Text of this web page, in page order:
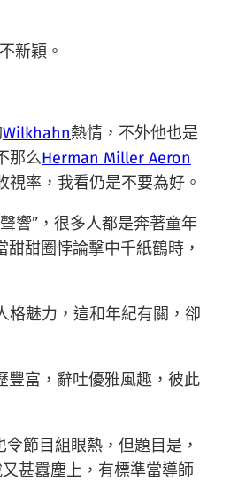
新穎。
Wilkhahn熱情，不外他也是
那么Herman Miller Aeron
率，我看仍是不要為好。
響”，很多人都是奔著童年
甜圈悖論擊中千紙鶴時，
格魅力，這和年紀有關，卻
豐富，辭吐優雅風趣，彼此
節目組眼熱，但題目是，
甚囂塵上，有標準當導師